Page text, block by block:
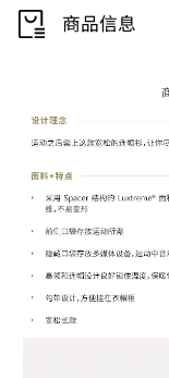
商品信息